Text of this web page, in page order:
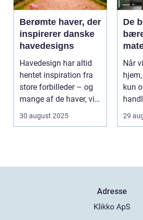
Berømte haver, der
inspirerer danske
havedesigns
Havedesign har altid
hentet inspiration fra
store forbilleder – og
mange af de haver, vi
kende...
30 august 2025
De
Når
kun
29
Adresse